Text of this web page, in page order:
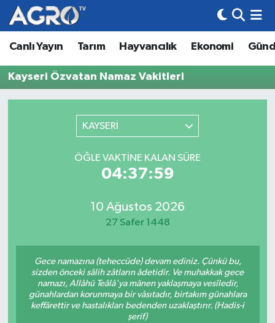
Canlı Yayın Tarım Hayvancılık Ekonomi
Kayseri Özvatan Namaz Vakitleri
KAYSERİ
ÖĞLE VAKTINE KALAN SÜRE
04:37:59
10 Ağustos 2026
27 Safer 1448
Gece namazına (teheccüde) devam ediniz. Çünkü bu,
sizden önceki sâlih zâtların âdetidir. Ve muhakkak gece
namazı, Allâhü Teâlâ'ya mânen yaklaşmaya vesîledir,
günahlardan korunmaya bir vâsıtadır, birtakım günahlara
keffârettir ve hastalıkları bedenden uzaklaştırır. (Hadis-i
şerif)
Hava Durumu
Trafik Durumu
Tüm Manşetler
Son Dakika Haberleri
Haber Arşivi